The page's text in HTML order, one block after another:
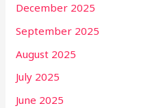
December 2025
September 2025
August 2025
July 2025
June 2025